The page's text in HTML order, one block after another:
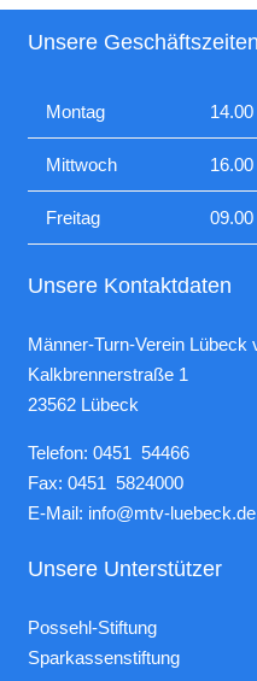
Unsere Geschäftszeiten
Montag
Mittwoch
Freitag
Unsere Kontaktdaten
Männer-Turn-Verein Lübeck
Kalkbrennerstraße 1
23562 Lübeck
Telefon: 0451 54466
Fax: 0451 5824000
E-Mail: info@mtv-luebeck.de
Unsere Unterstützer
Possehl-Stiftung
Sparkassenstiftung